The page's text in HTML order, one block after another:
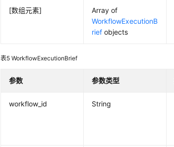
[数组元素]
Array of
WorkflowExecutionB
rief objects
表5WorkflowExecutionBrief
参数 参数类型
workflow_id String